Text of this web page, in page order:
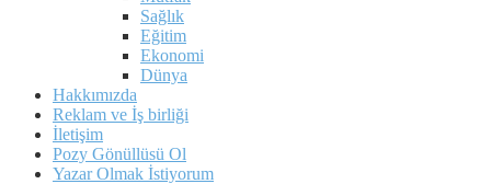
Sağlık
Eğitim
Ekonomi
Dünya
Hakkımızda
Reklam ve İş birliği
İletişim
Pozy Gönüllüsü Ol
Yazar Olmak İstiyorum